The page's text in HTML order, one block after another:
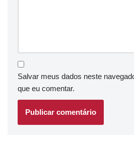
Salvar meus dados neste
que eu comentar.